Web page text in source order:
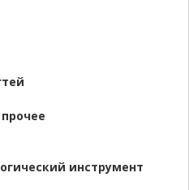
инструмент